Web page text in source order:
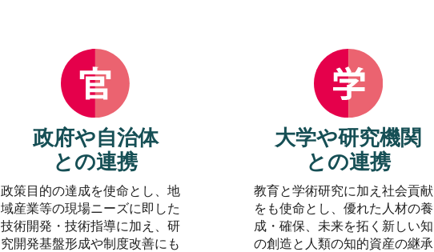
政府や自治体
との連携
政策目的の達成を使命とし、地
域産業等の現場ニーズに即した
技術開発・技術指導に加え、研
究開発基盤形成や制度改善にも
大学や研究機関
との連携
教育と学術研究に加え社会貢献
をも使命とし、優れた人材の養
成・確保、未来を拓く新しい知
の創造と人類の知的資産の継承